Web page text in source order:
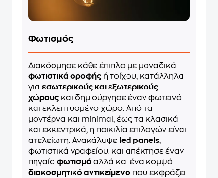
Φωτισμός
Διακόσμησε κάθε έπιπλο με μοναδικά
φωτιστικά οροφής ή τοίχου, κατάλληλα
για εσωτερικούς και εξωτερικούς
χώρους και δημιούργησε έναν φωτεινό
και εκλεπτυσμένο χώρο. Από τα
μοντέρνα και minimal, έως τα κλασικά
και εκκεντρικά, η ποικιλία επιλογών είναι
ατελείωτη. Ανακάλυψε led panels,
φωτιστικά γραφείου, και απέκτησε έναν
πηγαίο φωτισμό αλλά και ένα κομψό
διακοσμητικό αντικείμενο που εκφράζει